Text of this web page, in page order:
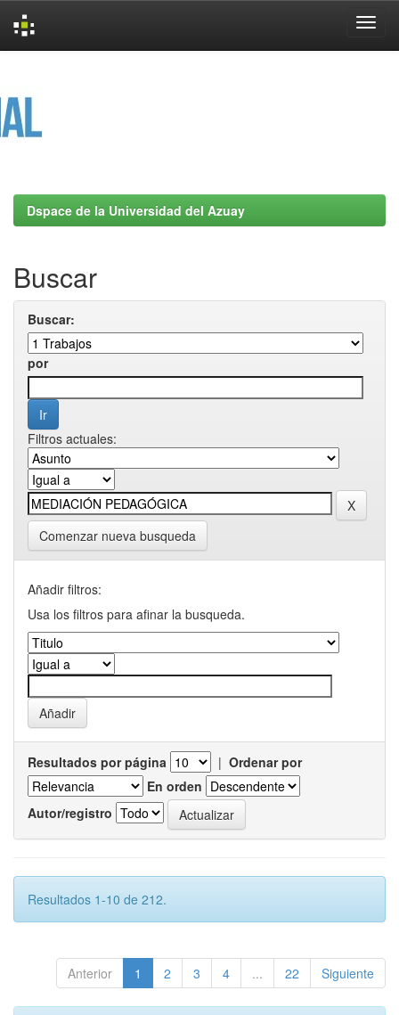
Dspace de la Universidad del Azuay
Buscar
Buscar:
por
Filtros actuales:
Comenzar nueva busqueda
Añadir filtros:
Usa los filtros para afinar la busqueda.
Resultados por página | Ordenar por
En orden
Autor/registro
Resultados 1-10 de 212.
Anterior 1 2 3 4 ... 22 Siguiente